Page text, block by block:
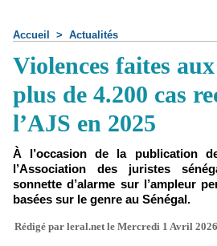
Accueil > Actualités
Violences faites
plus de 4.200 cas
l’AJS en 2025
À l’occasion de la publication
l’Association des juristes
sonnette d’alarme sur l’ampleur
basées sur le genre au Sénégal.
Rédigé par leral.net le Mercredi 1 Avril